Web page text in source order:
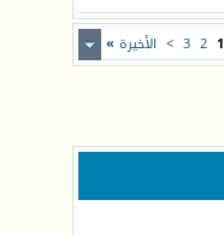
1
2
3
> الأخيرة »